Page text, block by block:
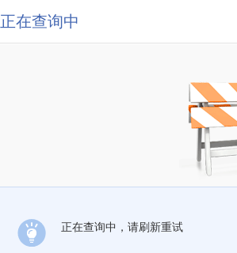
正在查询中
正在查询中，请刷新重试